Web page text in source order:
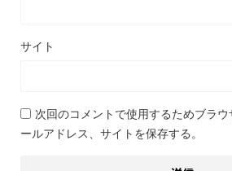
サイト
次回のコメントで使用するためブラ
ールアドレス、サイトを保存する。